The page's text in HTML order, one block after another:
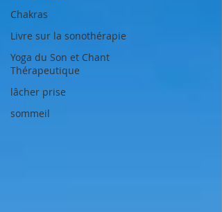
Chakras
Livre sur la sonothérapie
Yoga du Son et Chant
Thérapeutique
lâcher prise
sommeil